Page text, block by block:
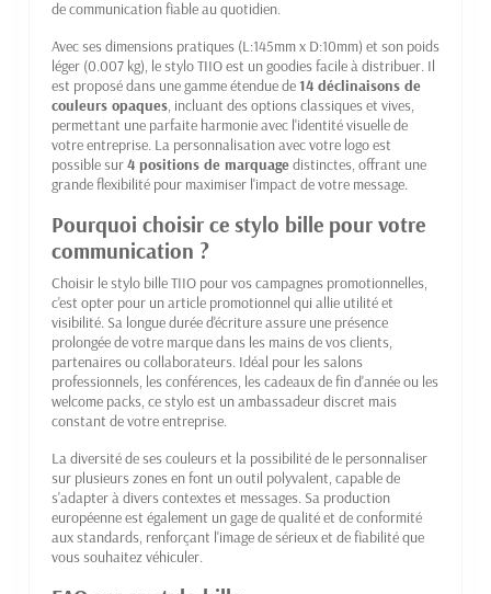
de communication fiable au quotidien.
Avec ses dimensions pratiques (L:145mm x D:10mm) et son poids
léger (0.007 kg), le stylo TIIO est un goodies facile à distribuer. Il
est proposé dans une gamme étendue de14 déclinaisons de
couleurs opaques, incluant des options classiques et vives,
permettant une parfaite harmonie avec l'identité visuelle de
votre entreprise. La personnalisation avec votre logo est
possible sur4 positions de marquagedistinctes, offrant une
grande flexibilité pour maximiser l'impact de votre message.
Pourquoi choisir ce stylo bille pour votre
communication ?
Choisir le stylo bille TIIO pour vos campagnes promotionnelles,
c'est opter pour un article promotionnel qui allie utilité et
visibilité. Sa longue durée d'écriture assure une présence
prolongée de votre marque dans les mains de vos clients,
partenaires ou collaborateurs. Idéal pour les salons
professionnels, les conférences, les cadeaux de fin d'année ou les
welcome packs, ce stylo est un ambassadeur discret mais
constant de votre entreprise.
La diversité de ses couleurs et la possibilité de le personnaliser
sur plusieurs zones en font un outil polyvalent, capable de
s'adapter à divers contextes et messages. Sa production
européenne est également un gage de qualité et de conformité
aux standards, renforçant l'image de sérieux et de fiabilité que
vous souhaitez véhiculer.